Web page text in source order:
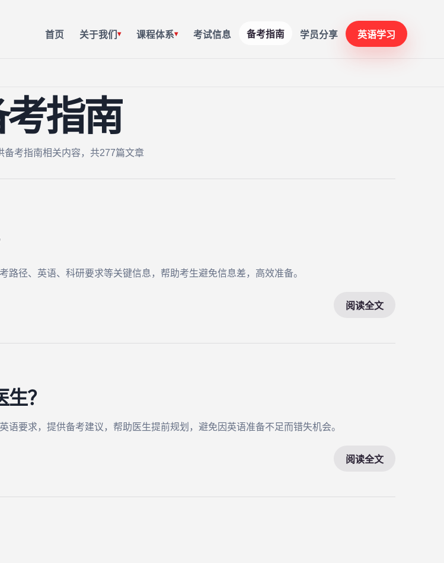
首页 关于我们 ▾ 课程体系▾ 考试信息 备考指南 学员分享 英语学习
指南
备考指南相关内容，共277篇文章
径、英语、科研要求等关键信息，帮助考生避免信息差，高效准备。
阅读全文
？
要求，提供备考建议，帮助医生提前规划，避免因英语准备不足而错失机会。
阅读全文